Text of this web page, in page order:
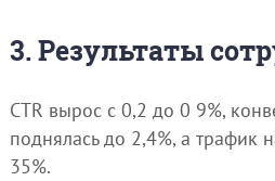
3. Результаты
CTR вырос с 0,2 до 0 9%,
поднялась до 2,4%, а трафик
35%.